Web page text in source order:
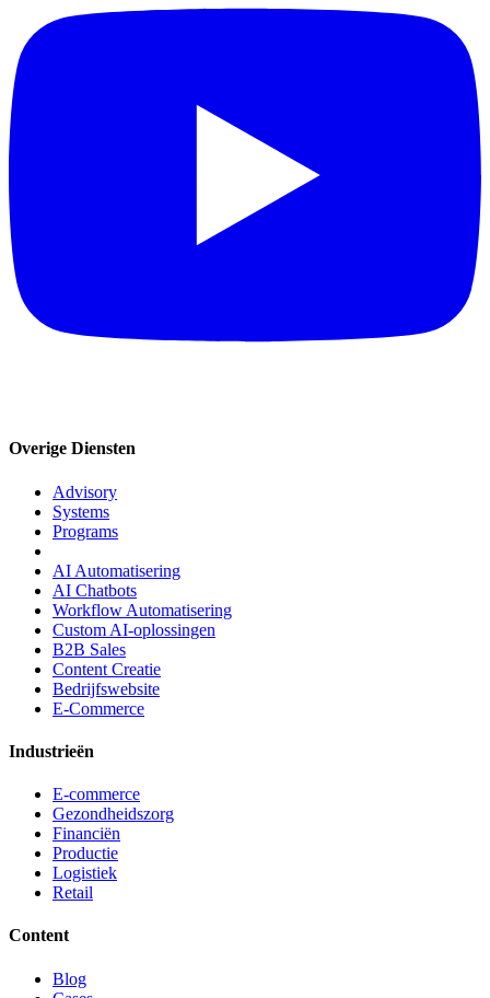
Overige Diensten
Advisory
Systems
Programs
AI Automatisering
AI Chatbots
Workflow Automatisering
Custom AI-oplossingen
B2B Sales
Content Creatie
Bedrijfswebsite
E-Commerce
Industrieën
E-commerce
Gezondheidszorg
Financiën
Productie
Logistiek
Retail
Content
Blog